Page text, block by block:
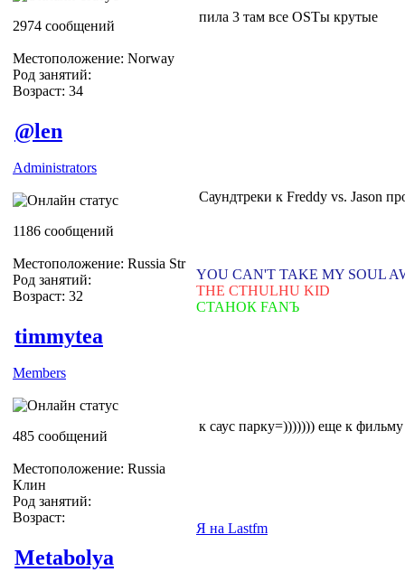
2974 сообщений
Местоположение: Norway
Род занятий:
Возраст: 34
пила 3 там все OSTы крутые
@len
Administrators
1186 сообщений
Местоположение: Russia Str
Род занятий:
Возраст: 32
Саундтреки к Freddy vs. Jason
YOU CAN'T TAKE MY SOUL
THE CTHULHU KID
СТАНОК FANЪ
timmytea
Members
485 сообщений
Местоположение: Russia
Клин
Род занятий:
Возраст:
к саус парку=))))))) еще к
Я на Lastfm
Metabolya